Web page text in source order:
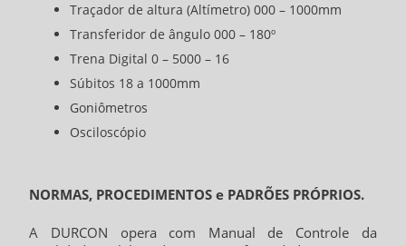
Traçador de altura (Altímetro) 000 – 1000mm
Transferidor de ângulo 000 – 180º
Trena Digital 0 – 5000 – 16
Súbitos 18 a 1000mm
Goniômetros
Osciloscópio
NORMAS, PROCEDIMENTOS e PADRÕES PRÓPRIOS.
A DURCON opera com Manual de Controle da